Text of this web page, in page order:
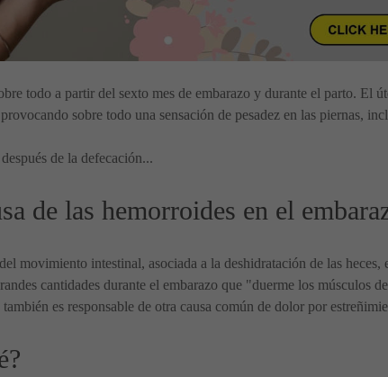
todo a partir del sexto mes de embarazo y durante el parto. El
sobre todo una sensación de pesadez en las piernas,
de la defecación...
de las hemorroides en el
movimiento intestinal, asociada a la deshidratación de las heces,
cantidades durante el embarazo que "duerme los músculos
es responsable de otra causa común de dolor por